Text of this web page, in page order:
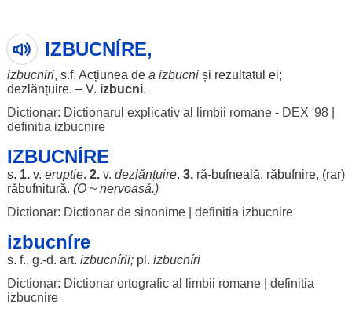
IZBUCNÍRE,
izbucniri, s.f. Acțiunea de a izbucniși rezultatul ei;
dezlănțuire. – V. izbucni.
Dictionar: Dictionarul explicativ al limbii romane - DEX '98|
definitia izbucnire
IZBUCNÍRE
s. 1.v. erupție. 2.v. dezlănțuire. 3. ră-bufneală, răbufnire, (rar)
răbufnitură. (O ~ nervoasă.)
Dictionar: Dictionar de sinonime| definitia izbucnire
izbucníre
s. f., g.-d. art. izbucnírii;pl. izbucníri
Dictionar: Dictionar ortografic al limbii romane| definitia
izbucnire